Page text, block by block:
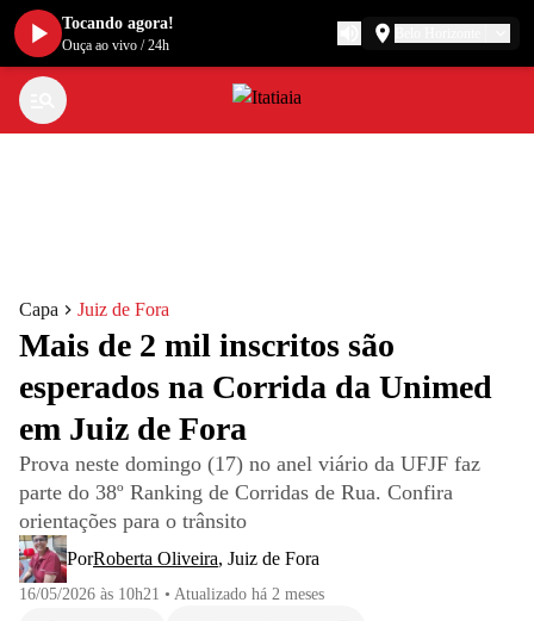
Capa Juiz de Fora
Mais de 2 mil inscritos são
esperados na Corrida da Unimed
em Juiz de Fora
Prova neste domingo (17) no anel viário da UFJF faz
parte do 38º Ranking de Corridas de Rua. Confira
orientações para o trânsito
PorRoberta Oliveira, Juiz de Fora
16/05/2026 às 10h21 • Atualizado há 2 meses
Tocando agora!
Ouça ao vivo /24h